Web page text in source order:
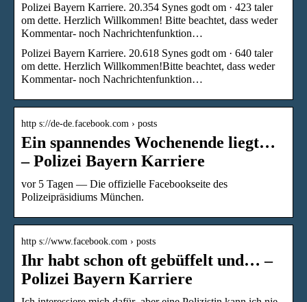
Polizei Bayern Karriere. 20.354 Synes godt om · 423 taler
om dette. Herzlich Willkommen! Bitte beachtet, dass weder
Kommentar- noch Nachrichtenfunktion…
Polizei Bayern Karriere. 20.618 Synes godt om · 640 taler
om dette. Herzlich Willkommen!Bitte beachtet, dass weder
Kommentar- noch Nachrichtenfunktion…
http s://de-de.facebook.com › posts
Ein spannendes Wochenende liegt…
– Polizei Bayern Karriere
vor 5 Tagen — Die offizielle Facebookseite des
Polizeipräsidiums München.
http s://www.facebook.com › posts
Ihr habt schon oft gebüffelt und… –
Polizei Bayern Karriere